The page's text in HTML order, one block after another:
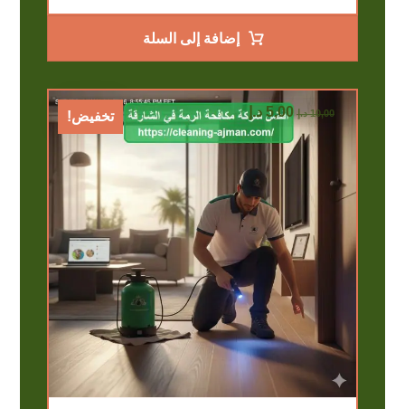
إضافة إلى السلة
تخفيض! 10,00 د.إ 5,00 د.إ